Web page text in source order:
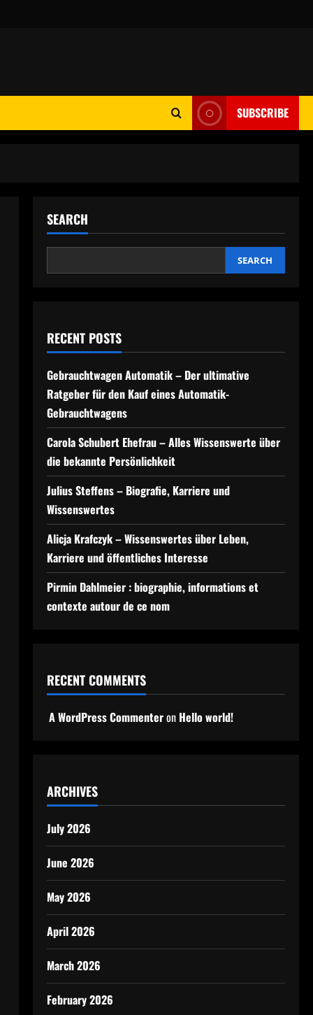
SUBSCRIBE
SEARCH
SEARCH
RECENT POSTS
Gebrauchtwagen Automatik – Der ultimative
Ratgeber für den Kauf eines Automatik-
Gebrauchtwagens
Carola Schubert Ehefrau – Alles Wissenswerte über
die bekannte Persönlichkeit
Julius Steffens – Biografie, Karriere und
Wissenswertes
Alicja Krafczyk – Wissenswertes über Leben,
Karriere und öffentliches Interesse
Pirmin Dahlmeier : biographie, informations et
contexte autour de ce nom
RECENT COMMENTS
A WordPress Commenteron Hello world!
ARCHIVES
July 2026
June 2026
May 2026
April 2026
March 2026
February 2026